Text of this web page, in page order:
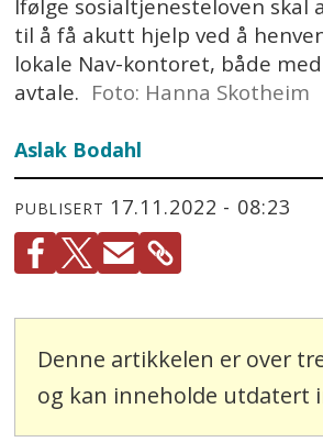
Ifølge sosialtjenesteloven skal
til å få akutt hjelp ved å
lokale Nav-kontoret, både
avtale. Foto: Hanna Skotheim
Aslak Bodahl
PUBLISERT 17.11.2022 - 08:23
Denne artikkelen er over
og kan inneholde utdatert